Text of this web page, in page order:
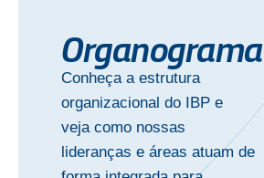
Organograma
Conheça a estrutura
organizacional do IBP e
veja como nossas
lideranças e áreas atuam de